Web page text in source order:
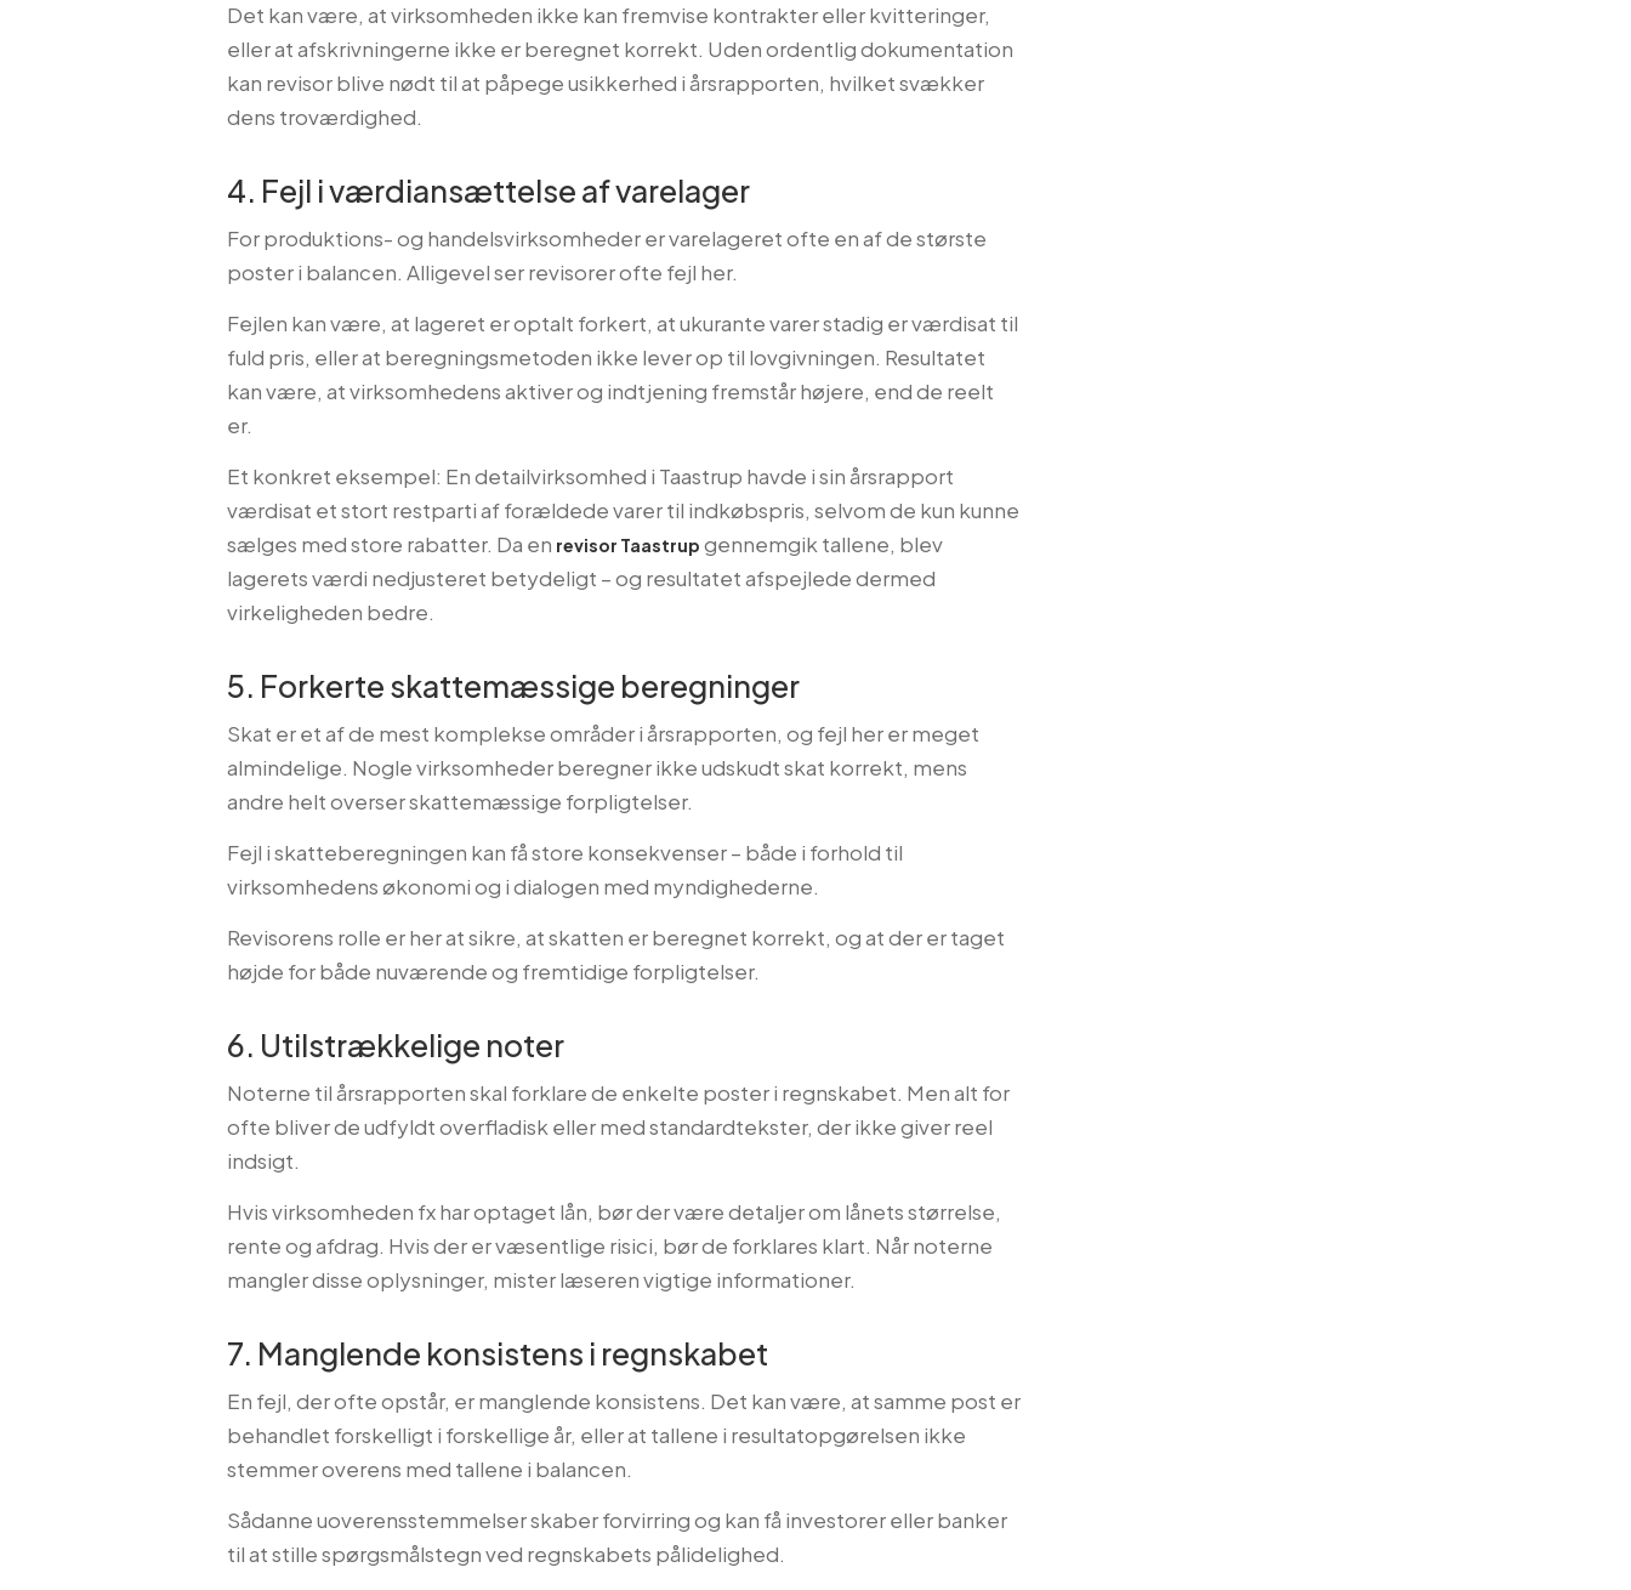
Det kan være, at virksomheden ikke kan fremvise kontrakter eller kvitteringer,
eller at afskrivningerne ikke er beregnet korrekt. Uden ordentlig dokumentation
kan revisor blive nødt til at påpege usikkerhed i årsrapporten, hvilket svækker
dens troværdighed.
4. Fejl i værdiansættelse af varelager
For produktions- og handelsvirksomheder er varelageret ofte en af de største
poster i balancen. Alligevel ser revisorer ofte fejl her.
Fejlen kan være, at lageret er optalt forkert, at ukurante varer stadig er værdisat til
fuld pris, eller at beregningsmetoden ikke lever op til lovgivningen. Resultatet
kan være, at virksomhedens aktiver og indtjening fremstår højere, end de reelt
er.
Et konkret eksempel: En detailvirksomhed i Taastrup havde i sin årsrapport
værdisat et stort restparti af forældede varer til indkøbspris, selvom de kun kunne
sælges med store rabatter. Da en revisor Taastrup gennemgik tallene, blev
lagerets værdi nedjusteret betydeligt – og resultatet afspejlede dermed
virkeligheden bedre.
5. Forkerte skattemæssige beregninger
Skat er et af de mest komplekse områder i årsrapporten, og fejl her er meget
almindelige. Nogle virksomheder beregner ikke udskudt skat korrekt, mens
andre helt overser skattemæssige forpligtelser.
Fejl i skatteberegningen kan få store konsekvenser – både i forhold til
virksomhedens økonomi og i dialogen med myndighederne.
Revisorens rolle er her at sikre, at skatten er beregnet korrekt, og at der er taget
højde for både nuværende og fremtidige forpligtelser.
6. Utilstrækkelige noter
Noterne til årsrapporten skal forklare de enkelte poster i regnskabet. Men alt for
ofte bliver de udfyldt overfladisk eller med standardtekster, der ikke giver reel
indsigt.
Hvis virksomheden fx har optaget lån, bør der være detaljer om lånets størrelse,
rente og afdrag. Hvis der er væsentlige risici, bør de forklares klart. Når noterne
mangler disse oplysninger, mister læseren vigtige informationer.
7. Manglende konsistens i regnskabet
En fejl, der ofte opstår, er manglende konsistens. Det kan være, at samme post er
behandlet forskelligt i forskellige år, eller at tallene i resultatopgørelsen ikke
stemmer overens med tallene i balancen.
Sådanne uoverensstemmelser skaber forvirring og kan få investorer eller banker
til at stille spørgsmålstegn ved regnskabets pålidelighed.